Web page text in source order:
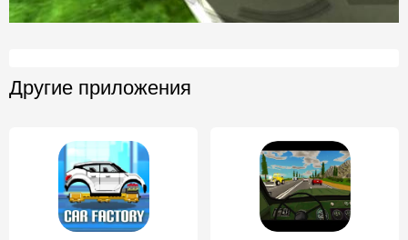
Другие приложения